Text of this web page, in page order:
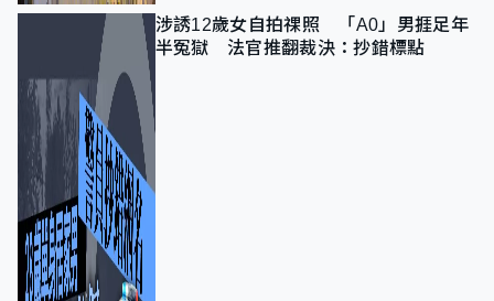
涉誘12歲女自拍祼照 「A0」男捱足年
半冤獄 法官推翻裁決：抄錯標點